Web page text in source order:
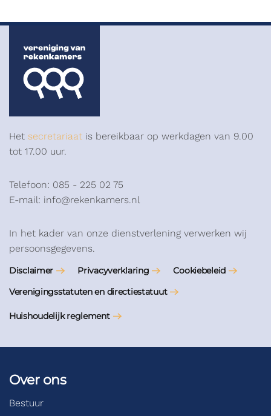
Het secretariaat is bereikbaar op werkdagen van 9.00
tot 17.00 uur.
Telefoon: 085 - 225 02 75
E-mail: info@rekenkamers.nl
In het kader van onze dienstverlening verwerken wij
persoonsgegevens.
Disclaimer Privacyverklaring
Cookiebeleid
Verenigingsstatuten en directiestatuut
Huishoudelijk reglement
Over ons
Bestuur